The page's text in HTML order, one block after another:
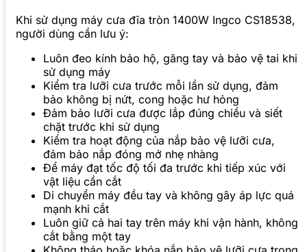
Khi sử dụng máy cưa đĩa tròn 1400W Ingco CS18538,
người dùng cần lưu ý:
Luôn đeo kính bảo hộ, găng tay và bảo vệ tai khi
sử dụng máy
Kiểm tra lưỡi cưa trước mỗi lần sử dụng, đảm
bảo không bị nứt, cong hoặc hư hỏng
Đảm bảo lưỡi cưa được lắp đúng chiều và siết
chặt trước khi sử dụng
Kiểm tra hoạt động của nắp bảo vệ lưỡi cưa,
đảm bảo nắp đóng mở nhẹ nhàng
Để máy đạt tốc độ tối đa trước khi tiếp xúc với
vật liệu cần cắt
Di chuyển máy đều tay và không gây áp lực quá
mạnh khi cắt
Luôn giữ cả hai tay trên máy khi vận hành, không
cắt bằng một tay